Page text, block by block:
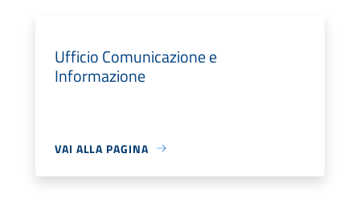
Ufficio Comunicazione e
Informazione
VAI ALLA PAGINA